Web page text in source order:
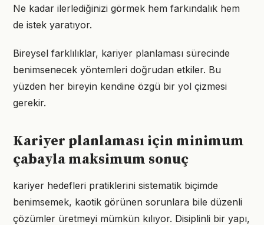
Ne kadar ilerlediğinizi görmek hem farkındalık hem
de istek yaratıyor.
Bireysel farklılıklar, kariyer planlaması sürecinde
benimsenecek yöntemleri doğrudan etkiler. Bu
yüzden her bireyin kendine özgü bir yol çizmesi
gerekir.
Kariyer planlaması için minimum
çabayla maksimum sonuç
kariyer hedefleri pratiklerini sistematik biçimde
benimsemek, kaotik görünen sorunlara bile düzenli
çözümler üretmeyi mümkün kılıyor. Disiplinli bir yapı,